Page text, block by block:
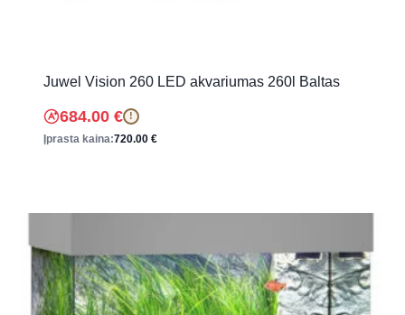
Juwel Vision 260 LED akvariumas 260l Baltas
684.00 € !
Įprasta kaina:720.00 €